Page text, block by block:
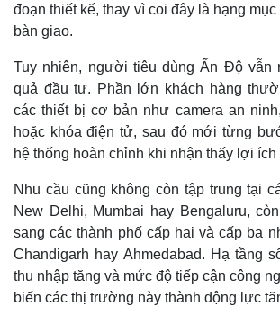
Thế giới
Quan sát
Cuộc sống đó đây
Hồ sơ
Multimedia
Video
Ảnh
E-
đoạn thiết kế, thay vì coi đây là hạng
bàn giao.
Tuy nhiên, người tiêu dùng Ấn Độ vẫn
quả đầu tư. Phần lớn khách hàng
các thiết bị cơ bản như camera an
hoặc khóa điện tử, sau đó mới từng
hệ thống hoàn chỉnh khi nhận thấy lợi ích
Nhu cầu cũng không còn tập trung tại
New Delhi, Mumbai hay Bengaluru,
sang các thành phố cấp hai và cấp ba
Chandigarh hay Ahmedabad. Hạ tầng
thu nhập tăng và mức độ tiếp cận công
biến các thị trường này thành động lực